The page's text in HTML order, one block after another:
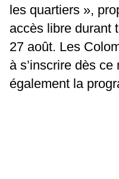
les quartiers »,
accès libre durant
27 août. Les
à s’inscrire dès
également la